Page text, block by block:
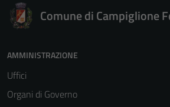
Comune di Campiglione
AMMINISTRAZIONE
Uffici
Organi di Governo